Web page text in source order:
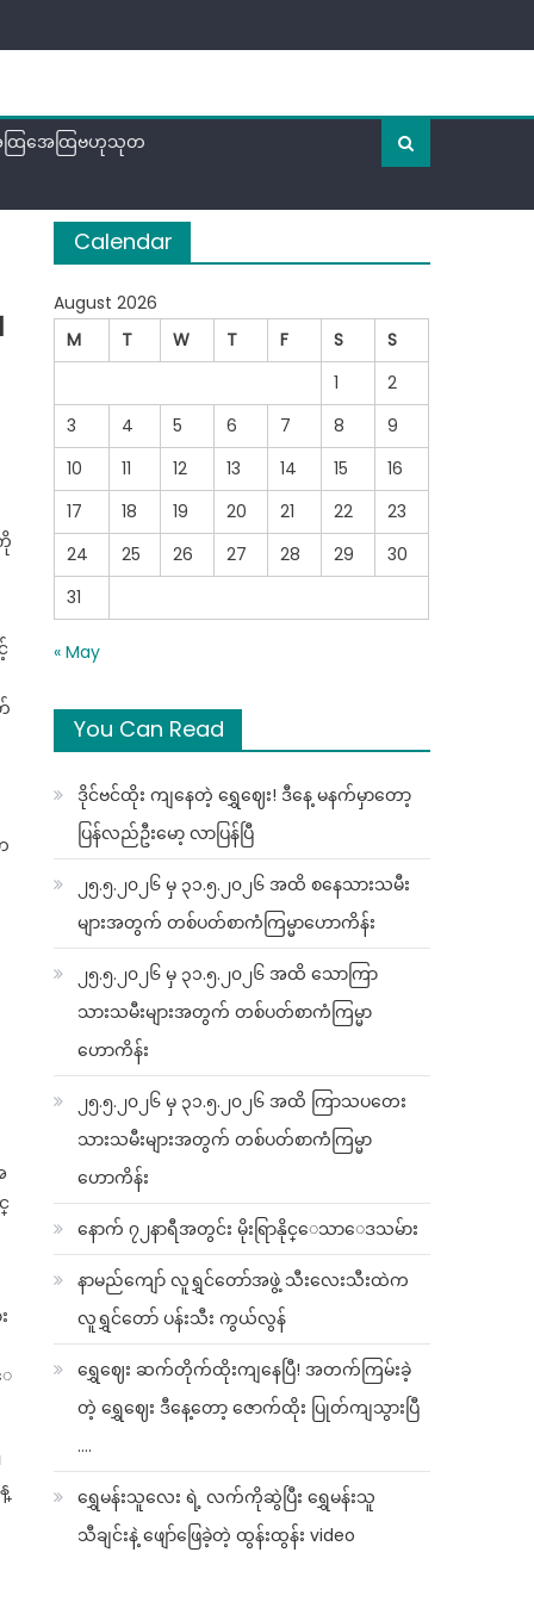
ြအေထြဗဟုသုတ
Calendar
August 2026
M
T W T F S
S
1
2
3
4 5 6 7 8
9
10
11 12 13 14 15
16
17
18 19 20 21 22
23
24
25 26 27 28 29
30
31
« May
You Can Read
ဒိုင်ဗင်ထိုး ကျနေတဲ့ ရွှေဈေး! ဒီနေ့ မနက်မှာတော့
ပြန်လည်ဦးမော့ လာပြန်ပြီ
၂၅.၅.၂၀၂၆ မှ ၃၁.၅.၂၀၂၆ အထိ စနေသားသမီး
များအတွက် တစ်ပတ်စာကံကြမ္မာဟောကိန်း
၂၅.၅.၂၀၂၆ မှ ၃၁.၅.၂၀၂၆ အထိ သောကြာ
သားသမီးများအတွက် တစ်ပတ်စာကံကြမ္မာ
ဟောကိန်း
၂၅.၅.၂၀၂၆ မှ ၃၁.၅.၂၀၂၆ အထိ ကြာသပတေး
သားသမီးများအတွက် တစ်ပတ်စာကံကြမ္မာ
ဟောကိန်း
နောက် ၇၂နာရီအတွင်း မိုးရြာနိုင္ေသာေဒသမ်ား
နာမည်ကျော် လူရွှင်တော်အဖွဲ့ သီးလေးသီးထဲက
လူရွှင်တော် ပန်းသီး ကွယ်လွန်
ရွှေဈေး ဆက်တိုက်ထိုးကျနေပြီ! အတက်ကြမ်းခဲ့
တဲ့ ရွှေဈေး ဒီနေ့တော့ ဇောက်ထိုး ပြုတ်ကျသွားပြီ
….
ရွှေမန်းသူလေး ရဲ့ လက်ကိုဆွဲပြီး ရွှေမန်းသူ
သီချင်းနဲ့ ဖျော်ဖြေခဲ့တဲ့ ထွန်းထွန်း video